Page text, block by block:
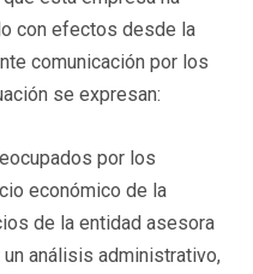
con efectos desde la
comunicación por los
se expresan:
por los
económico de la
de la entidad asesora
un análisis administrativo,